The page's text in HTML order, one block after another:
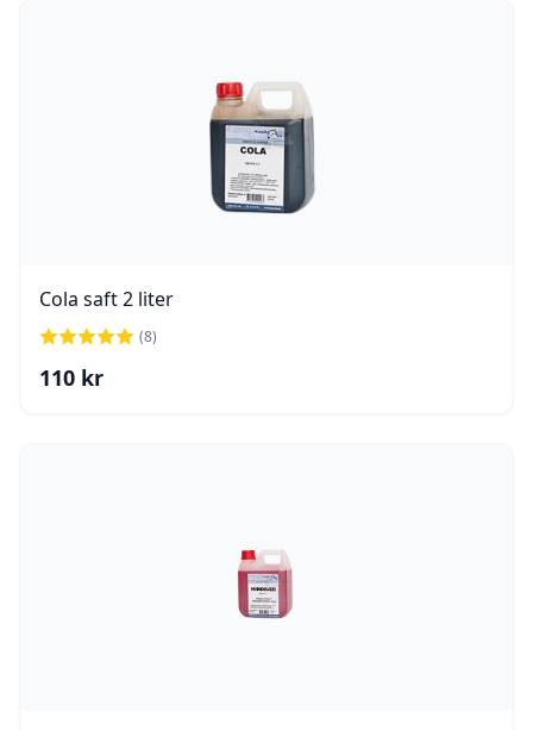
Cola saft 2 liter
(8)
110 kr